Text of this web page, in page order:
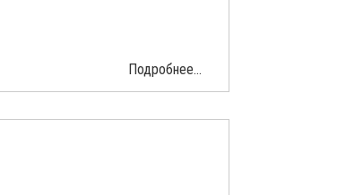
Подробнее...